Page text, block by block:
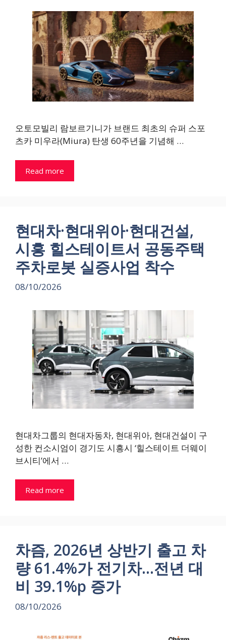
오토모빌리 람보르기니가 브랜드 최초의 슈퍼 스포
츠카 미우라(Miura) 탄생 60주년을 기념해 …
Read more
현대차·현대위아·현대건설,
시흥 힐스테이트서 공동주택
주차로봇 실증사업 착수
08/10/2026
현대차그룹의 현대자동차, 현대위아, 현대건설이 구
성한 컨소시엄이 경기도 시흥시 ‘힐스테이트 더웨이
브시티’에서 …
Read more
차즘, 2026년 상반기 출고 차
량 61.4%가 전기차…전년 대
비 39.1%p 증가
08/10/2026